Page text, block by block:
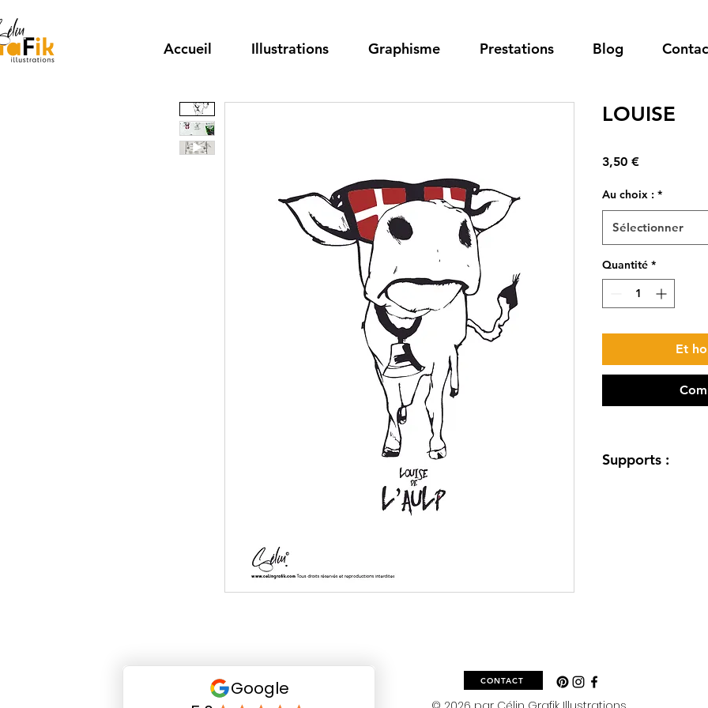
Accueil Illustrations Graphisme Prestations Blog
LOUISE
3,50 €Prix
Au choix : *
Sélectionner
Quantité *
Et
Supports :
CONTACT